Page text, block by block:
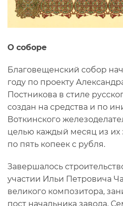
О соборе
Благовещенский собор
году по проекту
Постникова в стиле
создан на средства и по
Воткинского
целью каждый месяц из их
по пять копеек с рубля.
Завершалось
участии Ильи Петровича
великого композитора,
пост начальника завода.